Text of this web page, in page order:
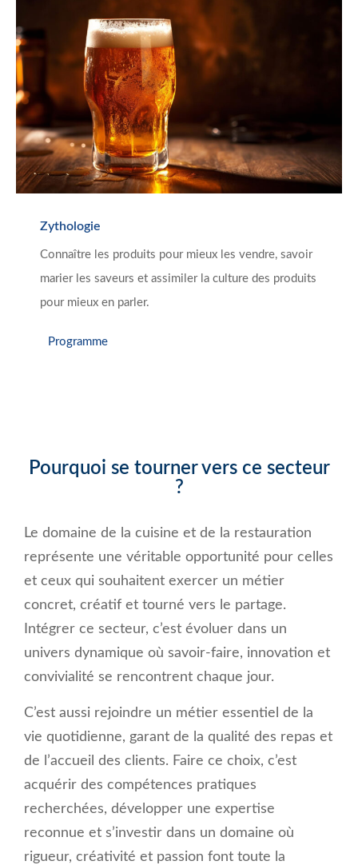
Zythologie
Connaître les produits pour mieux les vendre, savoir
marier les saveurs et assimiler la culture des produits
pour mieux en parler.
Programme
Pourquoi se tourner vers ce secteur
?
Le domaine de la cuisine et de la restauration
représente une véritable opportunité pour celles
et ceux qui souhaitent exercer un métier
concret, créatif et tourné vers le partage.
Intégrer ce secteur, c’est évoluer dans un
univers dynamique où savoir-faire, innovation et
convivialité se rencontrent chaque jour.
C’est aussi rejoindre un métier essentiel de la
vie quotidienne, garant de la qualité des repas et
de l’accueil des clients. Faire ce choix, c’est
acquérir des compétences pratiques
recherchées, développer une expertise
reconnue et s’investir dans un domaine où
rigueur, créativité et passion font toute la